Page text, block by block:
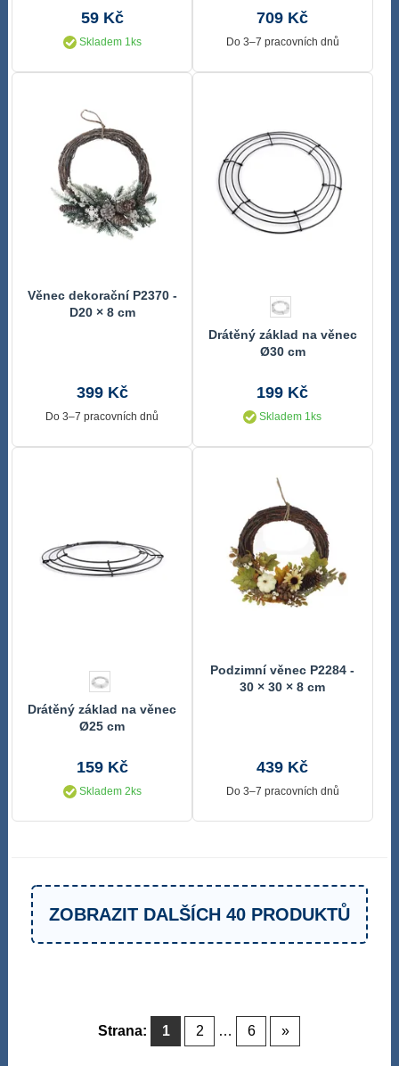
59 Kč
Skladem 1ks
709 Kč
Do 3–7 pracovních dnů
Věnec dekorační P2370 -
D20 × 8 cm
399 Kč
Do 3–7 pracovních dnů
Drátěný základ na věnec
Ø30 cm
199 Kč
Skladem 1ks
Drátěný základ na věnec
Ø25 cm
159 Kč
Skladem 2ks
Podzimní věnec P2284 -
30 × 30 × 8 cm
439 Kč
Do 3–7 pracovních dnů
ZOBRAZIT DALŠÍCH 40 PRODUKTŮ
Strana: 1 2 … 6 »